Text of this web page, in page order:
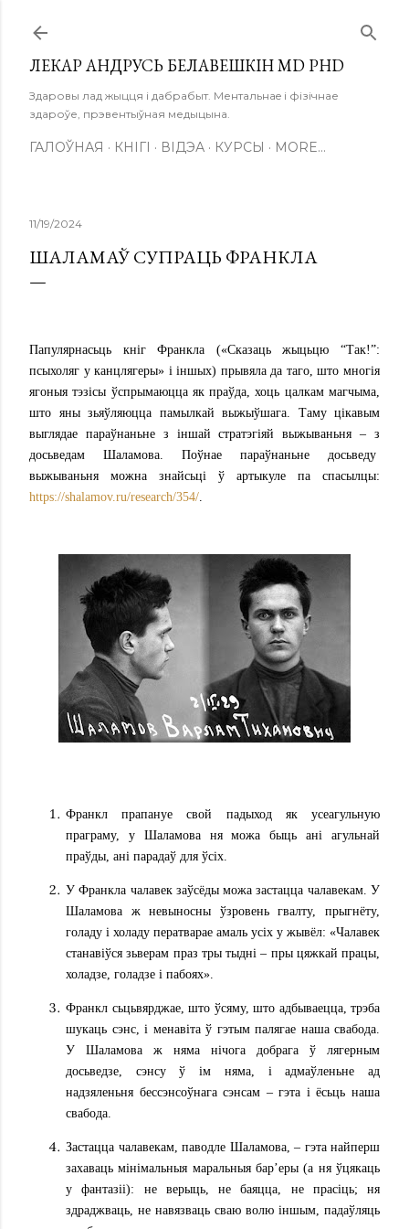
ЛЕКАР АНДРУСЬ БЕЛАВЕШКІН MD PHD
Здаровы лад жыцця і дабрабыт. Ментальнаe і фізічнае
здароўе, прэвентыўная медыцына.
ГАЛОЎНАЯ КНІГІ ВІДЭА КУРСЫ MORE…
11/19/2024
ШАЛАМАЎ СУПРАЦЬ ФРАНКЛА
Папулярнасьць кніг Франкла («Сказаць жыцьцю “Так!”:
псыхоляг у канцлягеры» і іншых) прывяла да таго, што многія
ягоныя тэзісы ўспрымаюцца як праўда, хоць цалкам магчыма,
што яны зьяўляюцца памылкай выжыўшага. Таму цікавым
выглядае параўнаньне з іншай стратэгіяй выжываньня – з
досьведам Шаламова. Поўнае параўнаньне досьведу
выжываньня можна знайсьці ў артыкуле па спасылцы:
https://shalamov.ru/research/354/.
Франкл прапануе свой падыход як усеагульную
праграму, у Шаламова ня можа быць ані агульнай
праўды, ані парадаў для ўсіх.
У Франкла чалавек заўсёды можа застацца чалавекам. У
Шаламова ж невыносны ўзровень гвалту, прыгнёту,
голаду і холаду ператварае амаль усіх у жывёл: «Чалавек
станавіўся зьверам праз тры тыдні – пры цяжкай працы,
холадзе, голадзе і пабоях».
Франкл сьцьвярджае, што ўсяму, што адбываецца, трэба
шукаць сэнс, і менавіта ў гэтым палягае наша свабода.
У Шаламова ж няма нічога добрага ў лягерным
досьведзе, сэнсу ў ім няма, і адмаўленьне ад
надзяленьня бессэнсоўнага сэнсам – гэта і ёсьць наша
свабода.
Застацца чалавекам, паводле Шаламова, – гэта найперш
захаваць мінімальныя маральныя бар’еры (а ня ўцякаць
у фантазіі): не верыць, не баяцца, не прасіць; ня
здраджваць, не навязваць сваю волю іншым, падаўляць